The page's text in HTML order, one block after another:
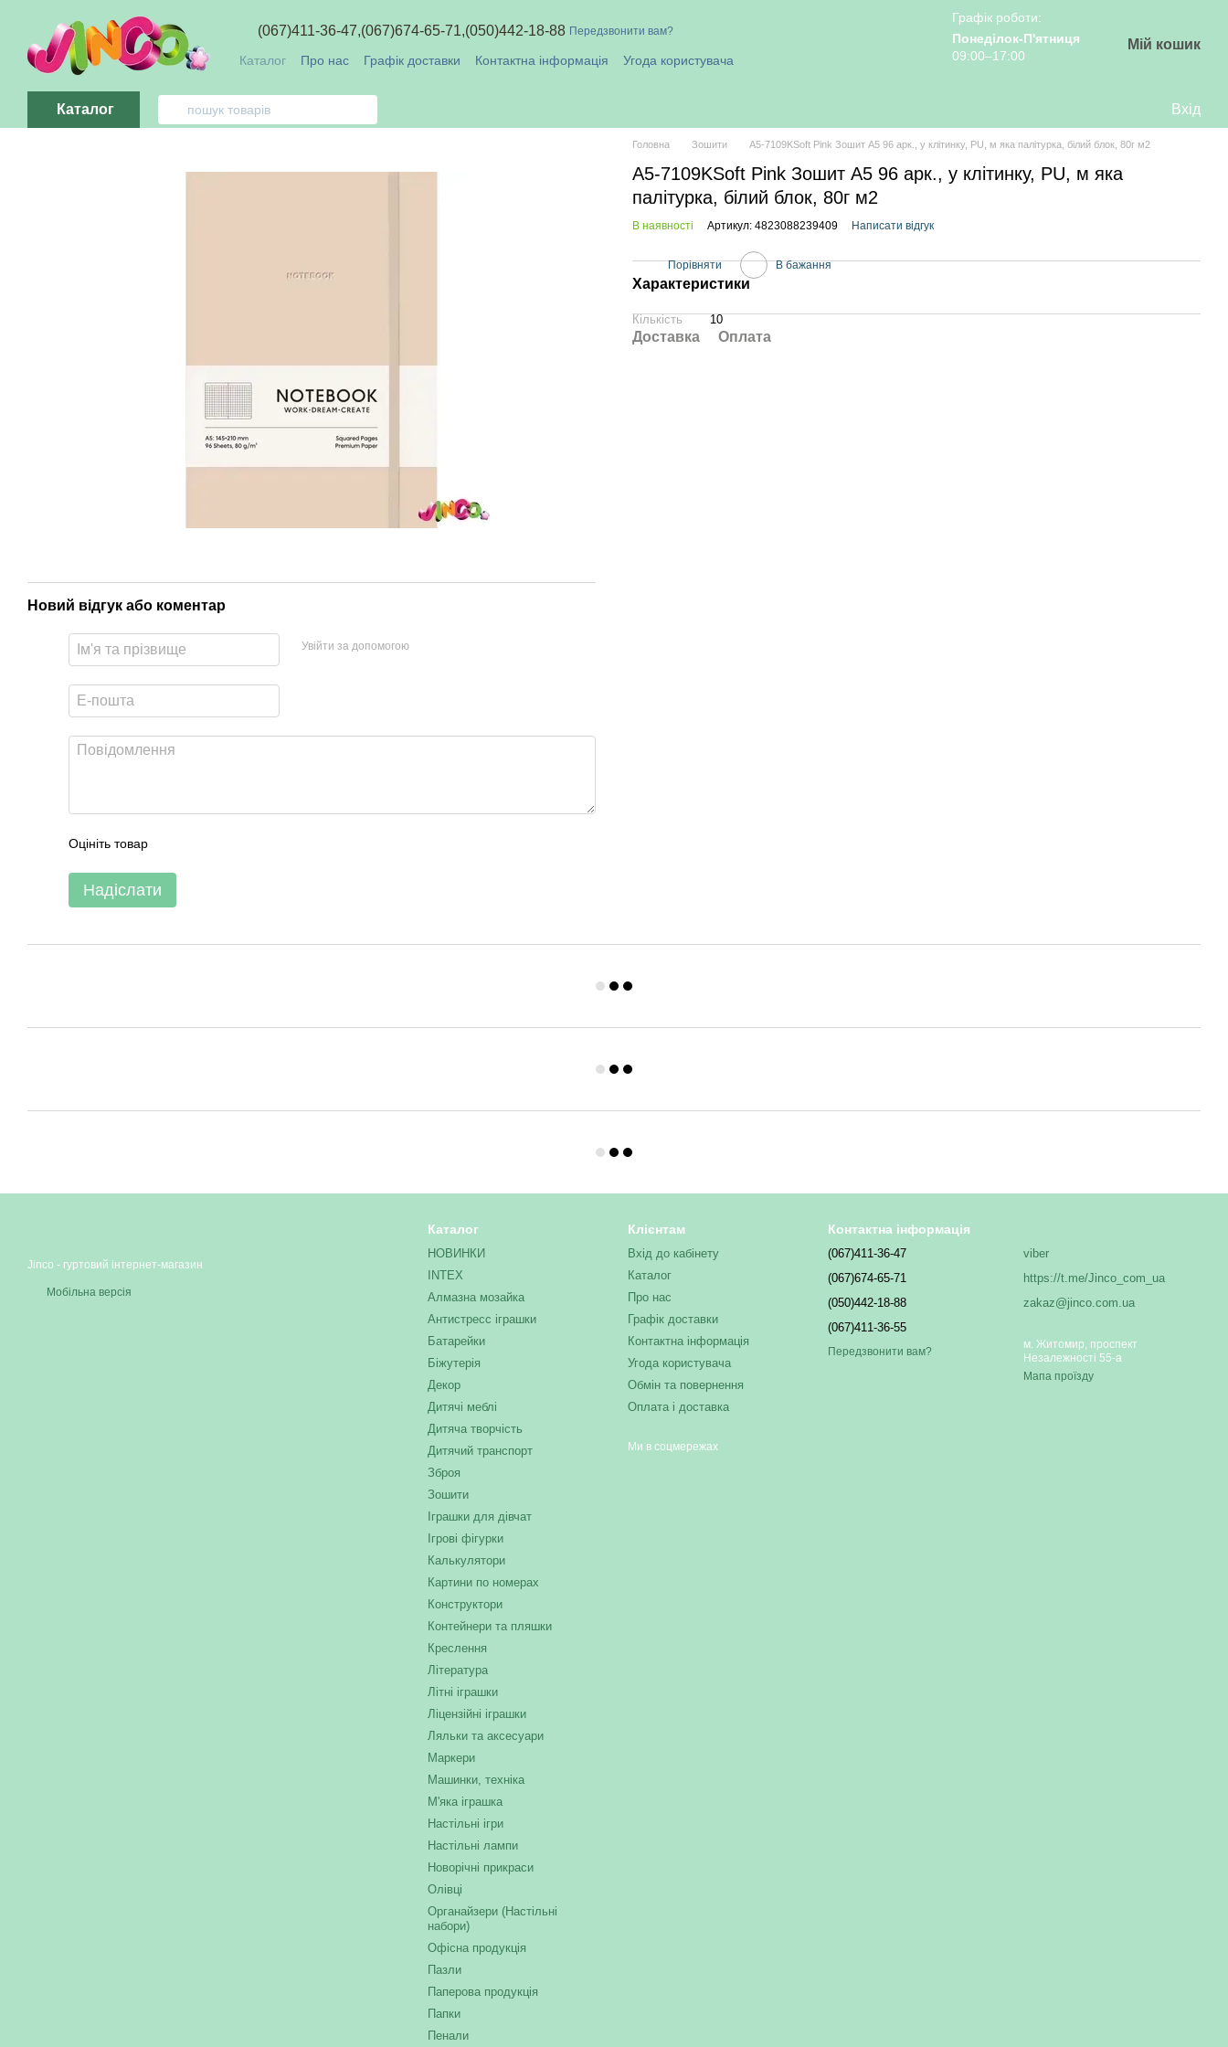
Перейти до основного контенту
(067)411-36-47,(067)674-65-71,(050)442-18-88 Передзвонити вам?
Каталог Про нас Графік доставки Контактна інформація
Угода користувача
Графік роботи:
Понеділок-П'ятниця
09:00–17:00
Мій кошик
Каталог Вхід
Новий відгук або коментар
Увійти за допомогою
Оцініть товар
Надіслати
Головна Зошити A5-7109KSoft Pink Зошит А5 96 арк., у клітинку, PU, м яка палітурка, білий блок, 80г м2
A5-7109KSoft Pink Зошит А5 96 арк., у клітинку, PU, м яка
палітурка, білий блок, 80г м2
В наявності Артикул: 4823088239409 Написати відгук
Порівняти В бажання
Характеристики
Кількість 10
Доставка Оплата
Jinco - гуртовий інтернет-магазин
Мобільна версія
Каталог
НОВИНКИ
INTEX
Алмазна мозайка
Антистресс іграшки
Батарейки
Біжутерія
Декор
Дитячі меблі
Дитяча творчість
Дитячий транспорт
Зброя
Зошити
Іграшки для дівчат
Ігрові фігурки
Калькулятори
Картини по номерах
Конструктори
Контейнери та пляшки
Креслення
Література
Літні іграшки
Ліцензійні іграшки
Ляльки та аксесуари
Маркери
Машинки, техніка
М'яка іграшка
Настільні ігри
Настільні лампи
Новорічні прикраси
Олівці
Органайзери (Настільні
набори)
Офісна продукція
Пазли
Паперова продукція
Папки
Пенали
Клієнтам
Вхід до кабінету
Каталог
Про нас
Графік доставки
Контактна інформація
Угода користувача
Обмін та повернення
Оплата і доставка
Ми в соцмережах
Контактна інформація
(067)411-36-47
(067)674-65-71
(050)442-18-88
(067)411-36-55
Передзвонити вам?
viber
https://t.me/Jinco_com_ua
zakaz@jinco.com.ua
м. Житомир, проспект
Незалежності 55-а
Мапа проїзду